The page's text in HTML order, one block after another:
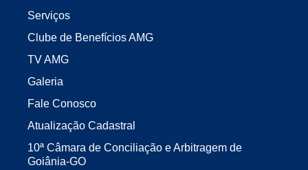
Serviços
Clube de Benefícios AMG
TV AMG
Galeria
Fale Conosco
Atualização Cadastral
10ª Câmara de Conciliação e Arbitragem de
Goiânia-GO